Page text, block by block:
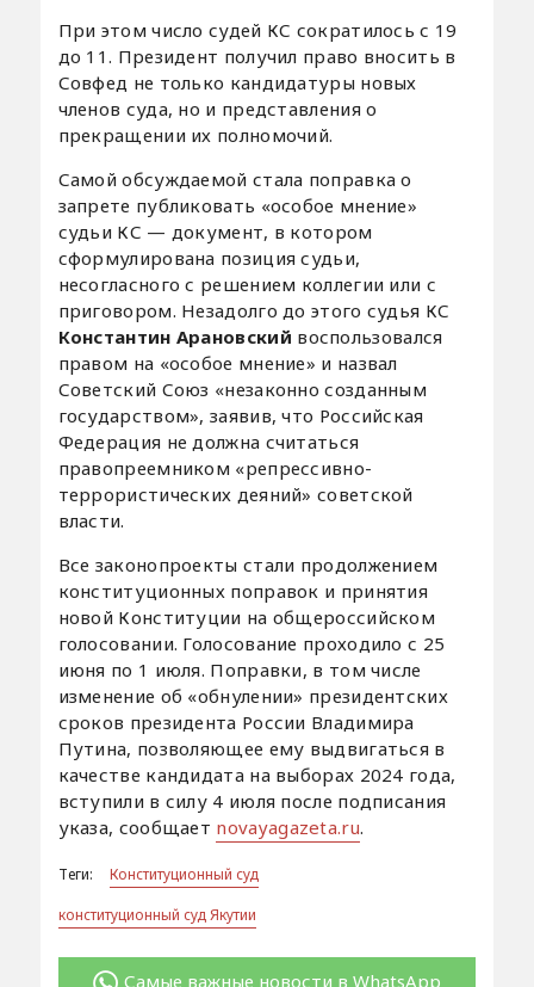
При этом число судей КС сократилось с 19
до 11. Президент получил право вносить в
Совфед не только кандидатуры новых
членов суда, но и представления о
прекращении их полномочий.
Самой обсуждаемой стала поправка о
запрете публиковать «особое мнение»
судьи КС — документ, в котором
сформулирована позиция судьи,
несогласного с решением коллегии или с
приговором. Незадолго до этого судья КС
Константин Арановский воспользовался
правом на «особое мнение» и назвал
Советский Союз «незаконно созданным
государством», заявив, что Российская
Федерация не должна считаться
правопреемником «репрессивно-
террористических деяний» советской
власти.
Все законопроекты стали продолжением
конституционных поправок и принятия
новой Конституции на общероссийском
голосовании. Голосование проходило с 25
июня по 1 июля. Поправки, в том числе
изменение об «обнулении» президентских
сроков президента России Владимира
Путина, позволяющее ему выдвигаться в
качестве кандидата на выборах 2024 года,
вступили в силу 4 июля после подписания
указа, сообщает novayagazeta.ru.
Теги:
Конституционный суд
конституционный суд Якутии
Самые важные новости в WhatsApp